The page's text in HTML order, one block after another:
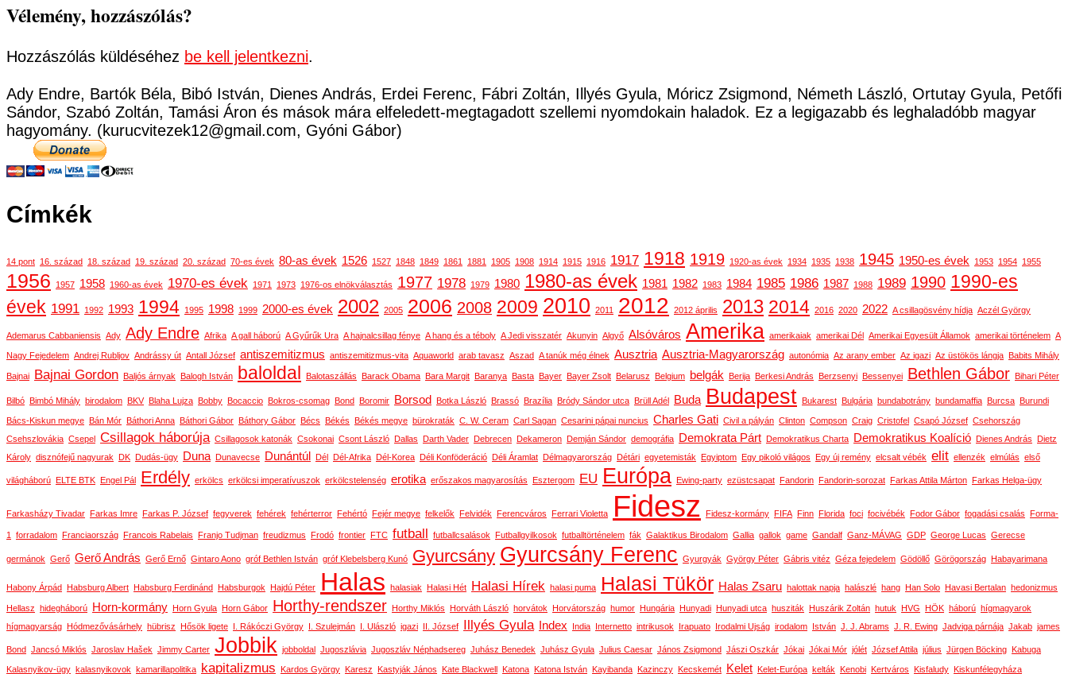
Vélemény, hozzászólás?
Hozzászólás küldéséhez be kell jelentkezni.
Ady Endre, Bartók Béla, Bibó István, Dienes András, Erdei Ferenc, Fábri Zoltán, Illyés Gyula, Móricz Zsigmond, Németh László, Ortutay Gyula, Petőfi
Sándor, Szabó Zoltán, Tamási Áron és mások mára elfeledett-megtagadott szellemi nyomdokain haladok. Ez a legigazabb és leghaladóbb magyar
hagyomány. (kurucvitezek12@gmail.com, Gyóni Gábor)
Címkék
14 pont 16. század 18. század 19. század 20. század 70-es évek 80-as évek 1526 1527 1848 1849 1861 1881 1905 1908 1914 1915 1916 1917 1918 1919 1920-as évek 1934 1935 1938 1945 1950-es évek 1953 1954 1955
1956 1957 1958 1960-as évek 1970-es évek 1971 1973 1976-os elnökválasztás 1977 1978 1979 1980 1980-as évek 1981 1982 1983 1984 1985 1986 1987 1988 1989 1990 1990-es
évek 1991 1992 1993 1994 1995 1998 1999 2000-es évek 2002 2005 2006 2008 2009 2010 2011 2012 2012 április 2013 2014 2016 2020 2022 A csillagösvény hídja Aczél György
Ademarus Cabbaniensis Ady Ady Endre Afrika A gall háború A Gyűrűk Ura A hajnalcsillag fénye A hang és a téboly A Jedi visszatér Akunyin Algyő Alsóváros Amerika amerikaiak amerikai Dél Amerikai Egyesült Államok amerikai történelem A
Nagy Fejedelem Andrej Rubljov Andrássy út Antall József antiszemitizmus antiszemitizmus-vita Aquaworld arab tavasz Aszad A tanúk még élnek Ausztria Ausztria-Magyarország autonómia Az arany ember Az igazi Az üstökös lángja Babits Mihály
Bajnai Bajnai Gordon Baljós árnyak Balogh István baloldal Balotaszállás Barack Obama Bara Margit Baranya Basta Bayer Bayer Zsolt Belarusz Belgium belgák Berija Berkesi András Berzsenyi Bessenyei Bethlen Gábor Bihari Péter
Bilbó Bimbó Mihály birodalom BKV Blaha Lujza Bobby Bocaccio Bokros-csomag Bond Boromir Borsod Botka László Brassó Brazília Bródy Sándor utca Brüll Adél Buda Budapest Bukarest Bulgária bundabotrány bundamaffia Burcsa Burundi
Bács-Kiskun megye Bán Mór Báthori Anna Báthori Gábor Báthory Gábor Bécs Békés Békés megye bürokraták C. W. Ceram Carl Sagan Cesarini pápai nuncius Charles Gati Civil a pályán Clinton Compson Craig Cristofel Csapó József Csehország
Csehszlovákia Csepel Csillagok háborúja Csillagosok katonák Csokonai Csont László Dallas Darth Vader Debrecen Dekameron Demján Sándor demográfia Demokrata Párt Demokratikus Charta Demokratikus Koalíció Dienes András
Dietz
Károly disznófejű nagyurak DK Dudás-ügy Duna Dunavecse Dunántúl Dél Dél-Afrika Dél-Korea Déli Konföderáció Déli Áramlat Délmagyarország Détári egyetemisták Egyiptom Egy pikoló világos Egy új remény elcsalt vébék elit ellenzék elmúlás első
világháború ELTE BTK Engel Pál Erdély erkölcs erkölcsi imperatívuszok erkölcstelenség erotika erőszakos magyarosítás Esztergom EU Európa Ewing-party ezüstcsapat Fandorin Fandorin-sorozat Farkas Attila Márton Farkas Helga-ügy
Farkasházy Tivadar Farkas Imre Farkas P. József fegyverek fehérek fehérterror Fehértó Fejér megye felkelők Felvidék Ferencváros Ferrari Violetta Fidesz Fidesz-kormány FIFA Finn Florida foci focivébék Fodor Gábor fogadási csalás Forma-
1 forradalom Franciaország Francois Rabelais Franjo Tudjman freudizmus Frodó frontier FTC futball futballcsalások Futballgyilkosok futballtörténelem fák Galaktikus Birodalom Gallia gallok game Gandalf Ganz-MÁVAG GDP George Lucas Gerecse
germánok Gerő Gerő András Gerő Ernő Gintaro Aono gróf Bethlen István gróf Klebelsberg Kunó Gyurcsány Gyurcsány Ferenc Gyurgyák György Péter Gábris vitéz Géza fejedelem Gödöllő Görögország Habayarimana
Habony Árpád Habsburg Albert Habsburg Ferdinánd Habsburgok Hajdú Péter Halas halasiak Halasi Hét Halasi Hírek halasi puma Halasi Tükör Halas Zsaru halottak napja halászlé hang Han Solo Havasi Bertalan hedonizmus
Hellasz hidegháború Horn-kormány Horn Gyula Horn Gábor Horthy-rendszer Horthy Miklós Horváth László horvátok Horvátország humor Hungária Hunyadi Hunyadi utca husziták Huszárik Zoltán hutuk HVG HÖK háború hígmagyarok
hígmagyarság
Hódmezővásárhely hübrisz Hősök ligete I. Rákóczi György I. Szulejmán I. Ulászló igazi II. József Illyés Gyula Index India Internetto intrikusok Irapuato Irodalmi Ujság irodalom István J. J. Abrams J. R. Ewing Jadviga párnája Jakab james
Bond Jancsó Miklós Jaroslav Hašek Jimmy Carter Jobbik jobboldal Jugoszlávia Jugoszláv Néphadsereg Juhász Benedek Juhász Gyula Julius Caesar János Zsigmond Jászi Oszkár Jókai Jókai Mór jólét József Attila július Jürgen Böcking Kabuga
Kalasnyikov-ügy kalasnyikovok kamarillapolitika kapitalizmus Kardos György Karesz Kastyják János Kate Blackwell Katona Katona István Kayibanda Kazinczy Kecskemét Kelet Kelet-Európa kelták Kenobi Kertváros Kisfaludy Kiskunfélegyháza